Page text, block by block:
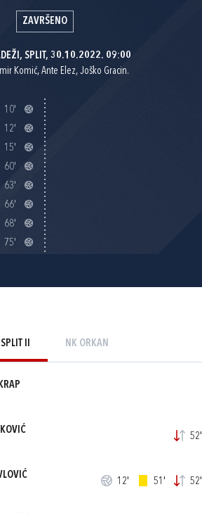
ZAVRŠENO
SPLIT, 30.10.2022. 09:00
Komić, Ante Elez, Joško Gracin.
10'
12'
15'
60'
63'
66'
68'
75'
II NK ORKAN
52'
12' 51' 52'